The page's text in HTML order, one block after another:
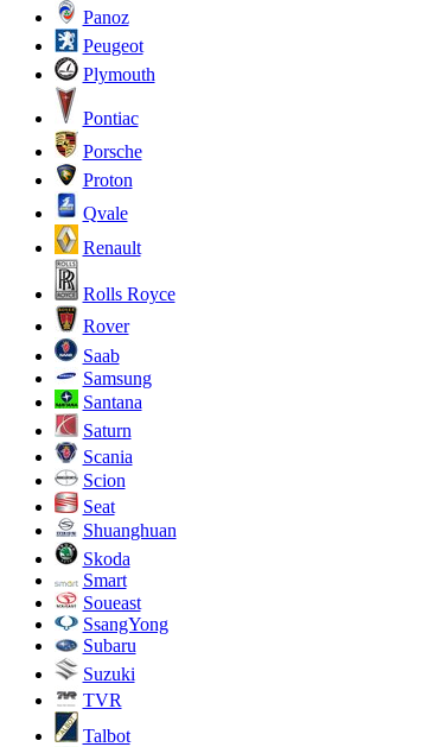
Panoz
Peugeot
Plymouth
Pontiac
Porsche
Proton
Qvale
Renault
Rolls Royce
Rover
Saab
Samsung
Santana
Saturn
Scania
Scion
Seat
Shuanghuan
Skoda
Smart
Soueast
SsangYong
Subaru
Suzuki
TVR
Talbot